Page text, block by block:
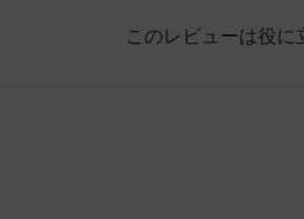
このレビューは役に